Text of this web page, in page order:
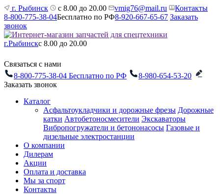
г. Рыбинск с 8.00 до 20.00 vmig76@mail.ru
Контакты
8-800-775-38-04Бесплатно по РФ8-920-667-65-67 Заказать
звонок
г.Рыбинскс 8.00 до 20.00
Связаться с нами
8-800-775-38-04 Бесплатно по РФ
8-980-654-53-20
Заказать звонок
Каталог
Асфальтоукладчики и дорожные фрезы Дорожные
катки Автобетоносмесители Экскаваторы
Вибропогружатели и бетононасосы Газовые и
дизельные электростанции
О компании
Дилерам
Акции
Оплата и доставка
Мы за спорт
Контакты